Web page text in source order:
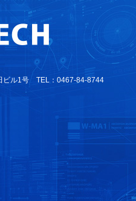
ビル1号 TEL：0467-84-8744